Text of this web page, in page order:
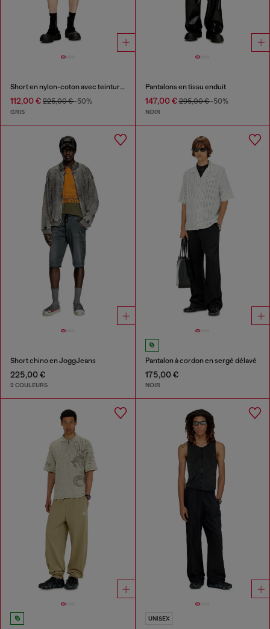
Short en nylon-coton avec teinture pigmentaire
112,00 € 225,00 €-50%
GRIS
Pantalons en tissu enduit
147,00 €295,00 €-50%
NOIR
Short chino en JoggJeans
225,00 €
2 COULEURS
Pantalon à cordon en sergé délavé
175,00 €
NOIR
UNISEX